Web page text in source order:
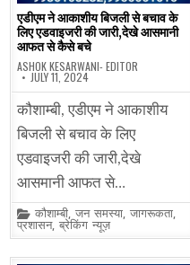
एडीएम ने आकाशीय बिजली से बचाव के
लिए एडवाइजरी की जारी,देखे आसमानी
आफत से कैसे बचे
ASHOK KESARWANI- EDITOR
JULY 11, 2024
कौशाम्बी, एडीएम ने आकाशीय
बिजली से बचाव के लिए
एडवाइजरी की जारी,देखे
आसमानी आफत से…
Posted
in
कौशाम्बी,जन समस्या,जागरूकता,
प्रशासन,ब्रेकिंग न्यूज़